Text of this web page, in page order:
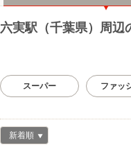
六実駅（千葉県）周辺
スーパー ファッ
新着順